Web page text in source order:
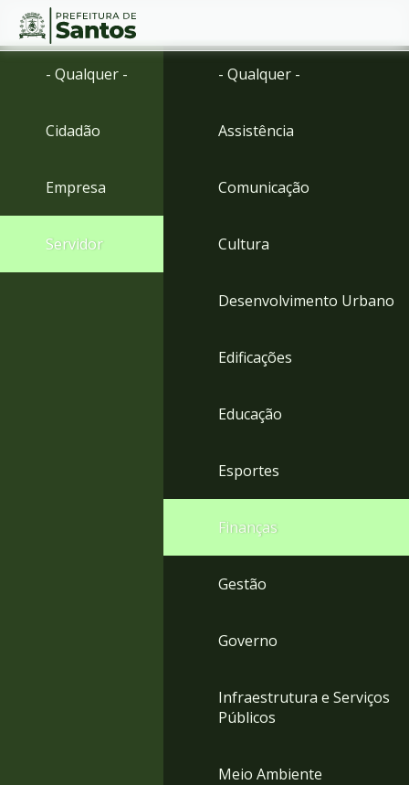
Ir
menu
para
Conteúdo
- Qualquer -
Cidadão
Empresa
Servidor
- Qualquer -
Assistência
Comunicação
Cultura
Desenvolvimento Urbano
Edificações
Educação
Esportes
Finanças
Gestão
Governo
Infraestrutura e Serviços
Públicos
Meio Ambiente